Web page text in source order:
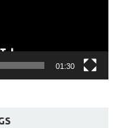
01:30